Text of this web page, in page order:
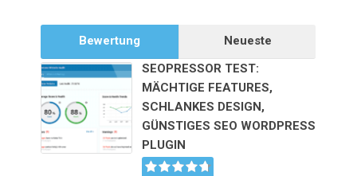
Bewertung
Neueste
SEOPRESSOR TEST:
MÄCHTIGE FEATURES,
SCHLANKES DESIGN,
GÜNSTIGES SEO WORDPRESS
PLUGIN